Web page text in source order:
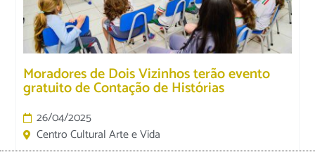
Moradores de Dois Vizinhos terão evento
gratuito de Contação de Histórias
26/04/2025
Centro Cultural Arte e Vida